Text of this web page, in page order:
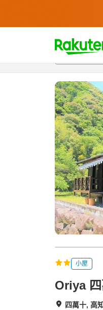
t
p
a
g
e
_
s
e
a
r
c
h
概覽房間及住
小屋
Oriya
四萬十, 高